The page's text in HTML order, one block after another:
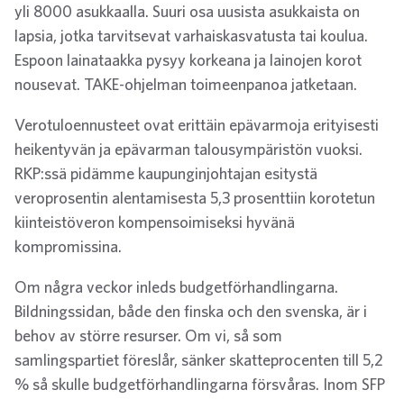
yli 8000 asukkaalla. Suuri osa uusista asukkaista on
lapsia, jotka tarvitsevat varhaiskasvatusta tai koulua.
Espoon lainataakka pysyy korkeana ja lainojen korot
nousevat. TAKE-ohjelman toimeenpanoa jatketaan.
Verotuloennusteet ovat erittäin epävarmoja erityisesti
heikentyvän ja epävarman talousympäristön vuoksi.
RKP:ssä pidämme kaupunginjohtajan esitystä
veroprosentin alentamisesta 5,3 prosenttiin korotetun
kiinteistöveron kompensoimiseksi hyvänä
kompromissina.
Om några veckor inleds budgetförhandlingarna.
Bildningssidan, både den finska och den svenska, är i
behov av större resurser. Om vi, så som
samlingspartiet föreslår, sänker skatteprocenten till 5,2
% så skulle budgetförhandlingarna försvåras. Inom SFP